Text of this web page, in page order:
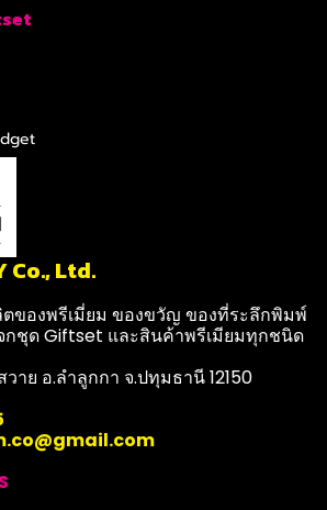
Co., Ltd.
ของพรีเมี่ยม ของขวัญ ของที่ระลึกพิมพ์
กชุด Giftset และสินค้าพรีเมียมทุกชนิด
าย อ.ลำลูกกา จ.ปทุมธานี 12150